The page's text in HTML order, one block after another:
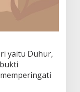
yaitu Duhur,